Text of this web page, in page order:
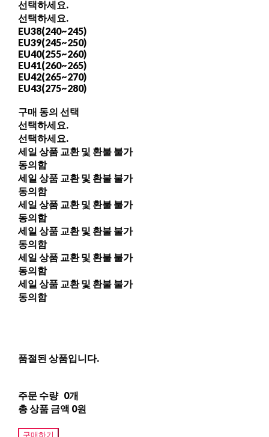
선택하세요.
선택하세요.
EU38(240~245)
EU39(245~250)
EU40(255~260)
EU41(260~265)
EU42(265~270)
EU43(275~280)
구매 동의 선택
선택하세요.
선택하세요.
세일 상품 교환 및 환불 불가
동의함
세일 상품 교환 및 환불 불가
동의함
세일 상품 교환 및 환불 불가
동의함
세일 상품 교환 및 환불 불가
동의함
세일 상품 교환 및 환불 불가
동의함
세일 상품 교환 및 환불 불가
동의함
품절된 상품입니다.
주문 수량 0개
총 상품 금액 0원
구매하기